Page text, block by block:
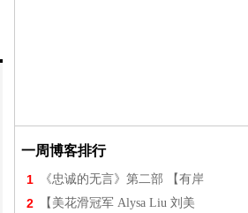
一周博客排行
1 《忠诚的无言》第二部 【有岸
2 【美花滑冠军 Alysa Liu 刘美